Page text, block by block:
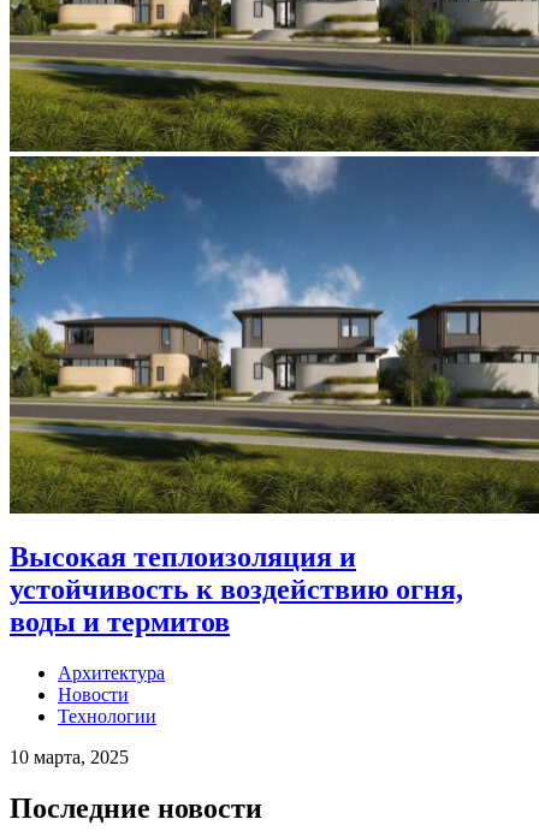
Высокая теплоизоляция и
устойчивость к воздействию огня,
воды и термитов
Архитектура
Новости
Технологии
10 марта, 2025
Последние новости